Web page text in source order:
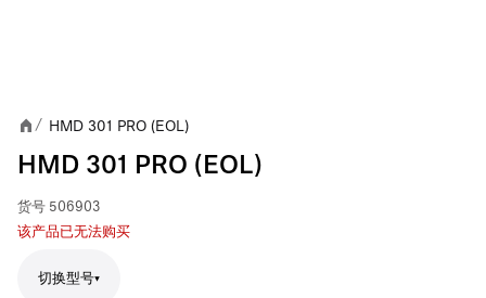
/ HMD 301 PRO (EOL)
HMD 301 PRO (EOL)
货号 506903
该产品已无法购买
切换型号